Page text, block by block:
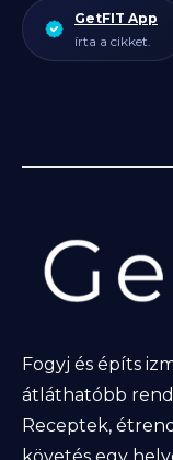
Fogyj és építs
átláthatóbb
Receptek,
követés egy
GetFIT App
írta a cikket.